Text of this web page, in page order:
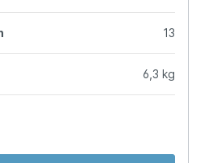
13
6,3 kg